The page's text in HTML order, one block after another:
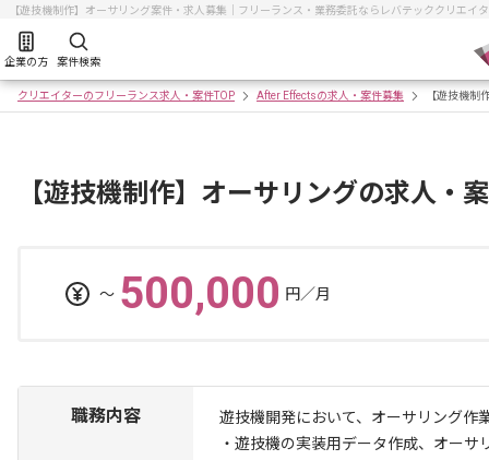
【遊技機制作】オーサリング案件・求人募集｜フリーランス・業務委託ならレバテッククリエイ
企業の方 案件検索
クリエイターのフリーランス求人・案件TOP After Effectsの求人・案件募集 【遊技機制
【遊技機制作】オーサリングの求人・
〜 500,000 円／月
職務内容
遊技機開発において、オーサリング作
・遊技機の実装用データ作成、オーサ